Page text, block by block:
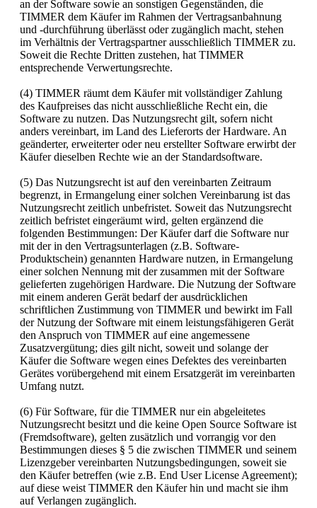
an der Software sowie an sonstigen Gegenständen, die
TIMMER dem Käufer im Rahmen der Vertragsanbahnung
und -durchführung überlässt oder zugänglich macht, stehen
im Verhältnis der Vertragspartner ausschließlich TIMMER zu.
Soweit die Rechte Dritten zustehen, hat TIMMER
entsprechende Verwertungsrechte.
(4) TIMMER räumt dem Käufer mit vollständiger Zahlung
des Kaufpreises das nicht ausschließliche Recht ein, die
Software zu nutzen. Das Nutzungsrecht gilt, sofern nicht
anders vereinbart, im Land des Lieferorts der Hardware. An
geänderter, erweiterter oder neu erstellter Software erwirbt der
Käufer dieselben Rechte wie an der Standardsoftware.
(5) Das Nutzungsrecht ist auf den vereinbarten Zeitraum
begrenzt, in Ermangelung einer solchen Vereinbarung ist das
Nutzungsrecht zeitlich unbefristet. Soweit das Nutzungsrecht
zeitlich befristet eingeräumt wird, gelten ergänzend die
folgenden Bestimmungen: Der Käufer darf die Software nur
mit der in den Vertragsunterlagen (z.B. Software-
Produktschein) genannten Hardware nutzen, in Ermangelung
einer solchen Nennung mit der zusammen mit der Software
gelieferten zugehörigen Hardware. Die Nutzung der Software
mit einem anderen Gerät bedarf der ausdrücklichen
schriftlichen Zustimmung von TIMMER und bewirkt im Fall
der Nutzung der Software mit einem leistungsfähigeren Gerät
den Anspruch von TIMMER auf eine angemessene
Zusatzvergütung; dies gilt nicht, soweit und solange der
Käufer die Software wegen eines Defektes des vereinbarten
Gerätes vorübergehend mit einem Ersatzgerät im vereinbarten
Umfang nutzt.
(6) Für Software, für die TIMMER nur ein abgeleitetes
Nutzungsrecht besitzt und die keine Open Source Software ist
(Fremdsoftware), gelten zusätzlich und vorrangig vor den
Bestimmungen dieses § 5 die zwischen TIMMER und seinem
Lizenzgeber vereinbarten Nutzungsbedingungen, soweit sie
den Käufer betreffen (wie z.B. End User License Agreement);
auf diese weist TIMMER den Käufer hin und macht sie ihm
auf Verlangen zugänglich.